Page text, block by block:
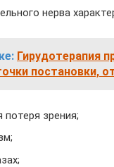
нерва
Гирудотерапия
постановки,
потеря зрения;